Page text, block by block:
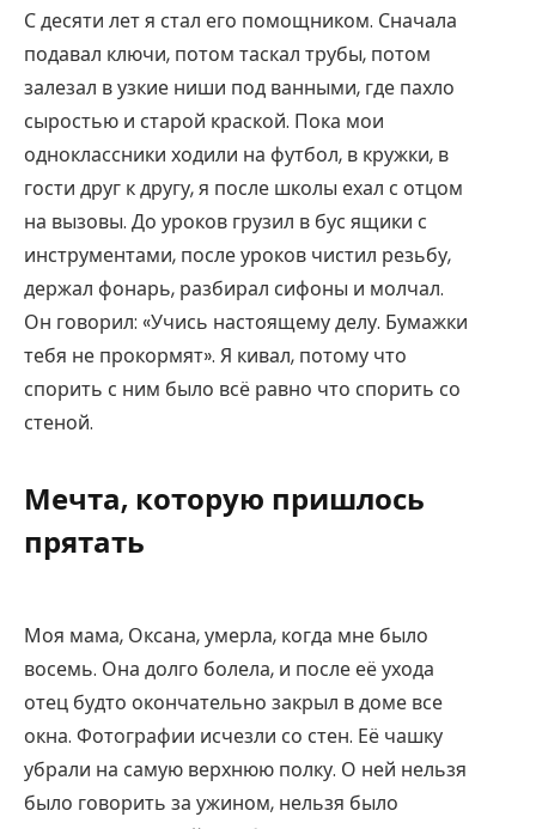
С десяти лет я стал его помощником. Сначала
подавал ключи, потом таскал трубы, потом
залезал в узкие ниши под ванными, где пахло
сыростью и старой краской. Пока мои
одноклассники ходили на футбол, в кружки, в
гости друг к другу, я после школы ехал с отцом
на вызовы. До уроков грузил в бус ящики с
инструментами, после уроков чистил резьбу,
держал фонарь, разбирал сифоны и молчал.
Он говорил: «Учись настоящему делу. Бумажки
тебя не прокормят». Я кивал, потому что
спорить с ним было всё равно что спорить со
стеной.
Мечта, которую пришлось
прятать
Моя мама, Оксана, умерла, когда мне было
восемь. Она долго болела, и после её ухода
отец будто окончательно закрыл в доме все
окна. Фотографии исчезли со стен. Её чашку
убрали на самую верхнюю полку. О ней нельзя
было говорить за ужином, нельзя было